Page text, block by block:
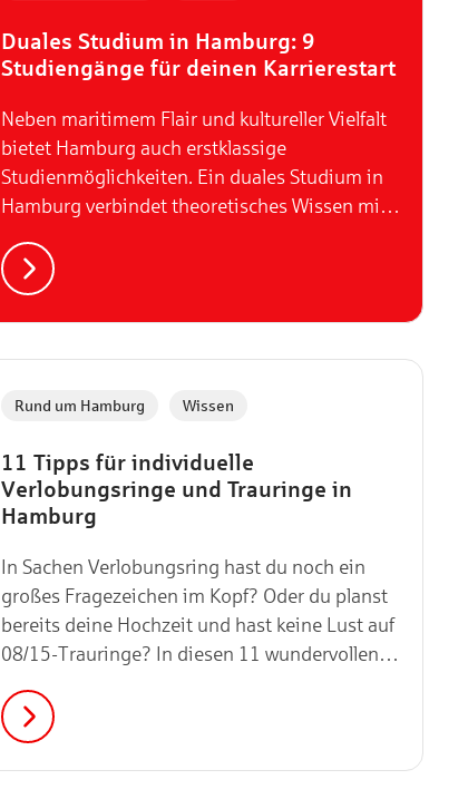
Duales Studium in Hamburg: 9
Studiengänge für deinen Karrierestart
Neben maritimem Flair und kultureller Vielfalt
bietet Hamburg auch erstklassige
Studienmöglichkeiten. Ein duales Studium in
Hamburg verbindet theoretisches Wissen mit
ermöglicht so den perfekten Einstieg in die
Berufswelt. Hier sind 9 spannende duale
Studiengänge, die Hamburger Unis und
11 Tipps für individuelle
Verlobungsringe und Trauringe in
Hamburg
Rund um Hamburg Wissen
In Sachen Verlobungsring hast du noch ein
großes Fragezeichen im Kopf? Oder du planst
bereits deine Hochzeit und hast keine Lust auf
08/15-Trauringe? In diesen 11 wundervollen
individuelle Schmuckstücke, die es nicht
überall gibt.